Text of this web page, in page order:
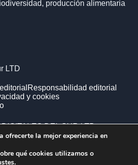
producción alimentaria
LTD
Responsabilidad editorial
y cookies
DEL SUR LTD ·
y Gales.
ofrecerte la mejor experiencia en
qué cookies utilizamos o
.